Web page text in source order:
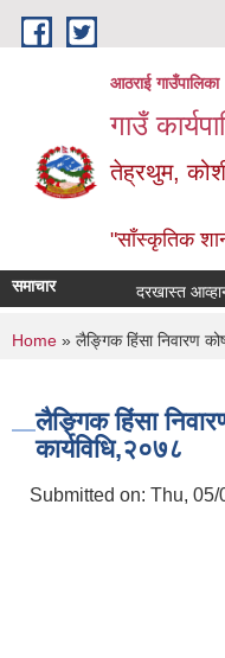
Skip to main content
आठराई गाउँपालिका
गाउँ
तेह्रथुम,
"साँस्कृतिक
समाचार दरखास्त आव्हान
You are here
Home » लैङ्गिक हिंसा निवारण
लैङ्गिक हिंसा
कार्यविधि,२०७८
Submitted on: Thu, 05/